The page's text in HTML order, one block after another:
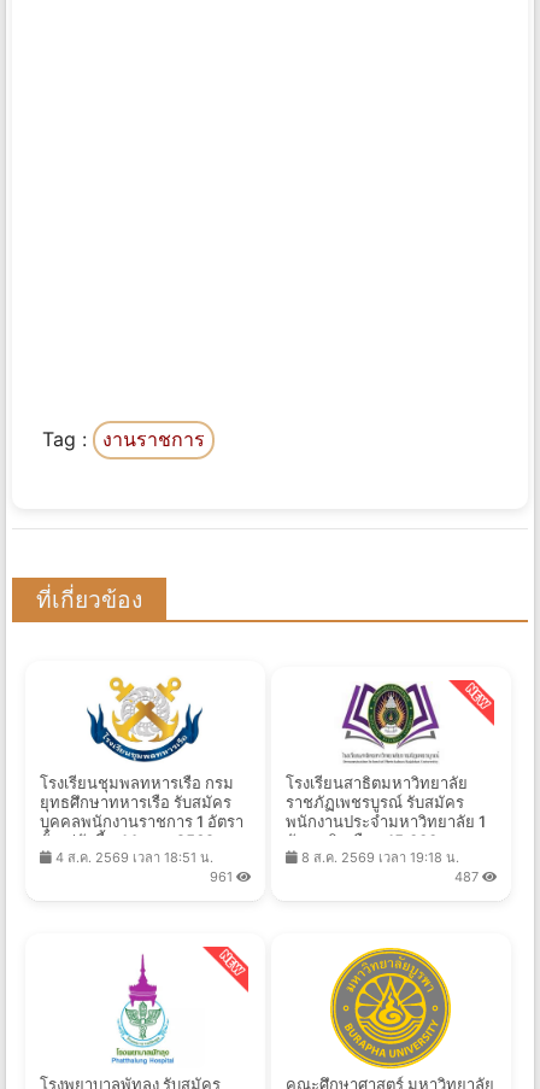
Tag : งานราชการ
ที่เกี่ยวข้อง
โรงเรียนชุมพลทหารเรือ กรม
ยุทธศึกษาทหารเรือ รับสมัคร
บุคคลพนักงานราชการ 1 อัตรา
ตั้งแต่บัดนี้ - 14 ส.ค. 2569
4 ส.ค. 2569 เวลา 18:51 น.
961
โรงเรียนสาธิตมหาวิทยาลัย
ราชภัฏเพชรบูรณ์ รับสมัคร
พนักงานประจำมหาวิทยาลัย 1
อัตรา เงินเดือน 15,000 บาท
ตั้งแต่บัดนี้ - 19 ส.ค. 2569
8 ส.ค. 2569 เวลา 19:18 น.
487
โรงพยาบาลพัทลุง รับสมัคร คณะศึกษาศาสตร์ มหาวิทยาลัย